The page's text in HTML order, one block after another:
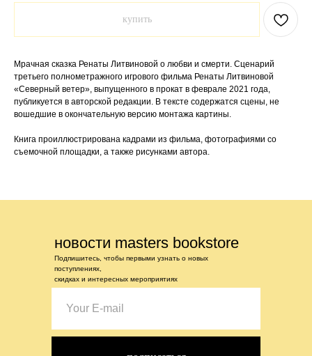
купить
Мрачная сказка Ренаты Литвиновой о любви и смерти. Сценарий
третьего полнометражного игрового фильма Ренаты Литвиновой
«Северный ветер», выпущенного в прокат в феврале 2021 года,
публикуется в авторской редакции. В тексте содержатся сцены, не
вошедшие в окончательную версию монтажа картины.
Книга проиллюстрирована кадрами из фильма, фотографиями со
съемочной площадки, а также рисунками автора.
новости masters bookstore
Подпишитесь, чтобы первыми узнать о новых
поступлениях,
скидках и интересных мероприятиях